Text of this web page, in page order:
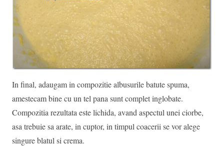
In final, adaugam in compozitie albusurile batute spuma,
amestecam bine cu un tel pana sunt complet inglobate.
Compozitia rezultata este lichida, avand aspectul unei ciorbe,
asa trebuie sa arate, in cuptor, in timpul coacerii se vor alege
singure blatul si crema.